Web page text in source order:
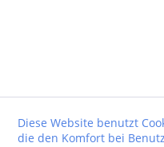
Diese Website benutzt
die den Komfort bei